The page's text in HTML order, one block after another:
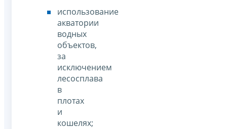
использование
акватории
водных
объектов,
за
исключением
лесосплава
в
плотах
и
кошелях;